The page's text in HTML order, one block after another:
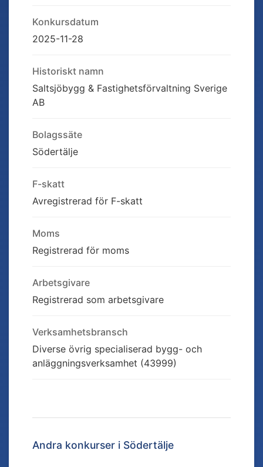
Konkursdatum
2025-11-28
Historiskt namn
Saltsjöbygg & Fastighetsförvaltning Sverige
AB
Bolagssäte
Södertälje
F-skatt
Avregistrerad för F-skatt
Moms
Registrerad för moms
Arbetsgivare
Registrerad som arbetsgivare
Verksamhetsbransch
Diverse övrig specialiserad bygg- och
anläggningsverksamhet (43999)
Andra konkurser i Södertälje